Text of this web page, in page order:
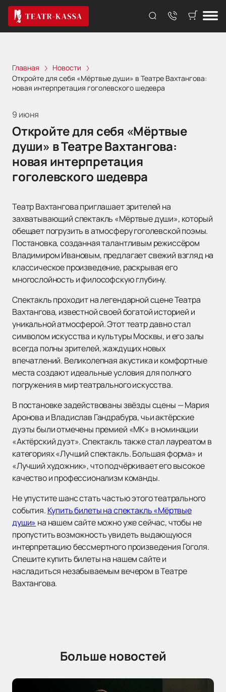
Главная
Новости
Откройте для себя «Мёртвые души» в Театре Вахтангова:
новая интерпретация гоголевского шедевра
9 июня
Откройте для себя «Мёртвые
души» в Театре Вахтангова:
новая интерпретация
гоголевского шедевра
Театр Вахтангова приглашает зрителей на
захватывающий спектакль «Мёртвые души», который
обещает погрузить в атмосферу гоголевской поэмы.
Постановка, созданная талантливым режиссёром
Владимиром Ивановым, предлагает свежий взгляд на
классическое произведение, раскрывая его
многослойность и философскую глубину.
Спектакль проходит на легендарной сцене Театра
Вахтангова, известной своей богатой историей и
уникальной атмосферой. Этот театр давно стал
символом искусства и культуры Москвы, и его залы
всегда полны зрителей, жаждущих новых
впечатлений. Великолепная акустика и комфортные
места создают идеальные условия для полного
погружения в мир театрального искусства.
В постановке задействованы звёзды сцены — Мария
Аронова и Владислав Гандрабура, чьи актёрские
дуэты были отмечены премией «МК» в номинации
«Актёрский дуэт». Спектакль также стал лауреатом в
категориях «Лучший спектакль. Большая форма» и
«Лучший художник», что подчёркивает его высокое
качество и профессионализм команды.
Не упустите шанс стать частью этого театрального
события. Купить билеты на спектакль «Мёртвые
души» на нашем сайте можно уже сейчас, чтобы не
пропустить возможность увидеть выдающуюся
интерпретацию бессмертного произведения Гоголя.
Спешите купить билеты на нашем сайте и
насладиться незабываемым вечером в Театре
Вахтангова.
Больше новостей